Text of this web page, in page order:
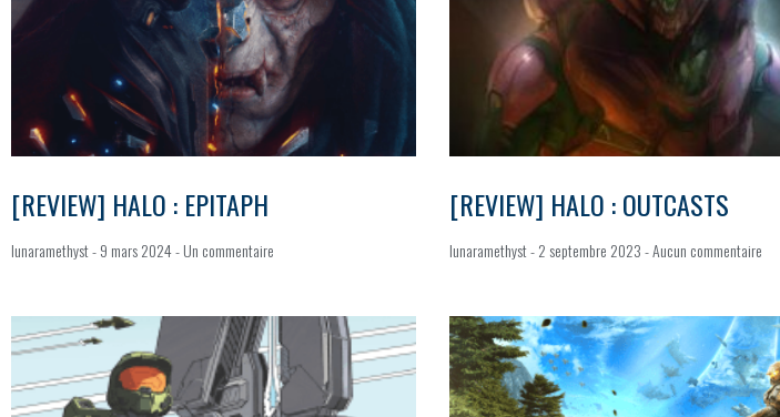
[REVIEW] HALO : EPITAPH
lunaramethyst 9 mars 2024 Un commentaire
[REVIEW] HALO : OUTCASTS
lunaramethyst 2 septembre 2023 Aucun commentaire